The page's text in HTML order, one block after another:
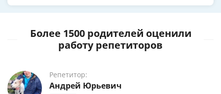
Более 1500 родителей оценили
работу репетиторов
Репетитор:
Андрей Юрьевич